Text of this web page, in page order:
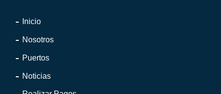
Inicio
Nosotros
Puertos
Noticias